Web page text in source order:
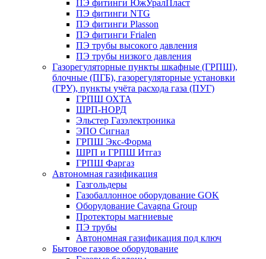
ПЭ фитинги ЮжУралПласт
ПЭ фитинги NTG
ПЭ фитинги Plasson
ПЭ фитинги Frialen
ПЭ трубы высокого давления
ПЭ трубы низкого давления
Газорегуляторные пункты шкафные (ГРПШ),
блочные (ПГБ), газорегуляторные установки
(ГРУ), пункты учёта расхода газа (ПУГ)
ГРПШ ОХТА
ШРП-НОРД
Эльстер Газэлектроника
ЭПО Сигнал
ГРПШ Экс-Форма
ШРП и ГРПШ Итгаз
ГРПШ Фаргаз
Автономная газификация
Газгольдеры
Газобаллонное оборудование GOK
Оборудование Cavagna Group
Протекторы магниевые
ПЭ трубы
Автономная газификация под ключ
Бытовое газовое оборудование